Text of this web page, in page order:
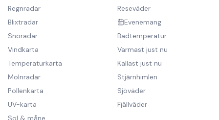
Regnradar
Blixtradar
Snöradar
Vindkarta
Temperaturkarta
Molnradar
Pollenkarta
UV-karta
Sol & måne
Reseväder
Evenemang
Badtemperatur
Varmast just nu
Kallast just nu
Stjärnhimlen
Sjöväder
Fjällväder